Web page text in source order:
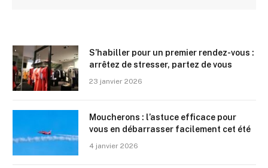
S’habiller pour un premier rendez-vous :
arrêtez de stresser, partez de vous
23 janvier 2026
Moucherons : l’astuce efficace pour
vous en débarrasser facilement cet été
4 janvier 2026